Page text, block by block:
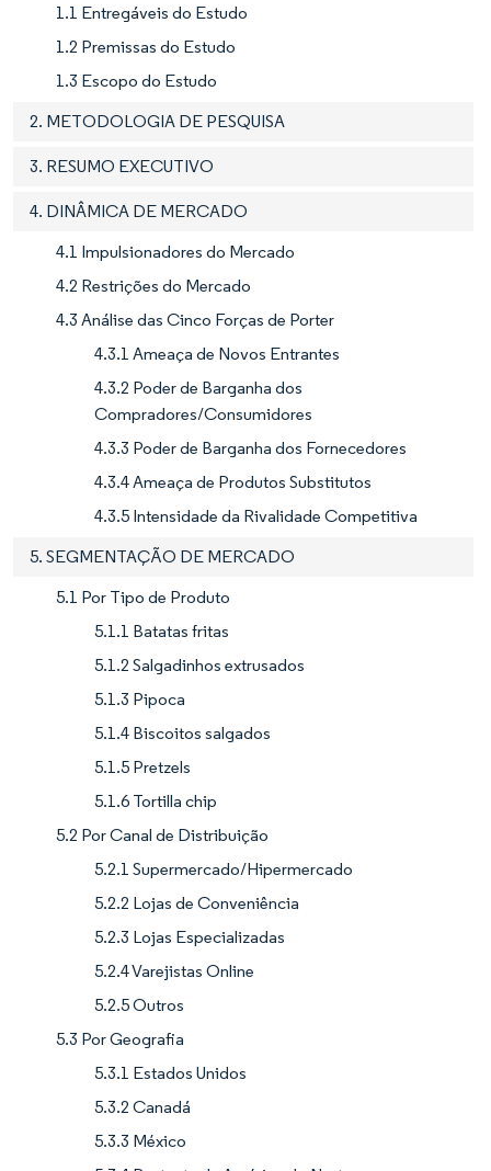
1.1 Entregáveis do Estudo
1.2 Premissas do Estudo
1.3 Escopo do Estudo
2. METODOLOGIA DE PESQUISA
3. RESUMO EXECUTIVO
4. DINÂMICA DE MERCADO
4.1 Impulsionadores do Mercado
4.2 Restrições do Mercado
4.3 Análise das Cinco Forças de Porter
4.3.1 Ameaça de Novos Entrantes
4.3.2 Poder de Barganha dos
Compradores/Consumidores
4.3.3 Poder de Barganha dos Fornecedores
4.3.4 Ameaça de Produtos Substitutos
4.3.5 Intensidade da Rivalidade Competitiva
5. SEGMENTAÇÃO DE MERCADO
5.1 Por Tipo de Produto
5.1.1 Batatas fritas
5.1.2 Salgadinhos extrusados
5.1.3 Pipoca
5.1.4 Biscoitos salgados
5.1.5 Pretzels
5.1.6 Tortilla chip
5.2 Por Canal de Distribuição
5.2.1 Supermercado/Hipermercado
5.2.2 Lojas de Conveniência
5.2.3 Lojas Especializadas
5.2.4 Varejistas Online
5.2.5 Outros
5.3 Por Geografia
5.3.1 Estados Unidos
5.3.2 Canadá
5.3.3 México